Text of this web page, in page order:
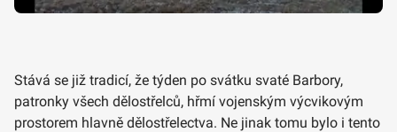
Stává se již tradicí, že týden po svátku svaté Barbory,
patronky všech dělostřelců, hřmí vojenským výcvikovým
prostorem hlavně dělostřelectva. Ne jinak tomu bylo i tento